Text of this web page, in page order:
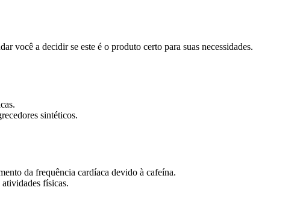
você a decidir se este é o produto certo para suas necessidades.
sintéticos.
da frequência cardíaca devido à cafeína.
físicas.